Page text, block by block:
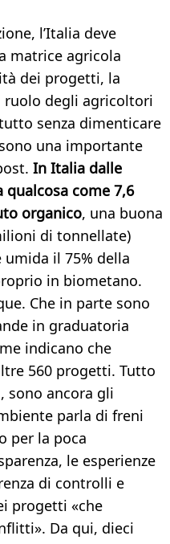
l’Italia deve
matrice agricola
dei progetti, la
ruolo degli agricoltori
senza dimenticare
una importante
In Italia dalle
come 7,6
organico, una buona
di tonnellate)
il 75% della
in biometano.
Che in parte sono
in graduatoria
indicano che
560 progetti. Tutto
sono ancora gli
parla di freni
per la poca
le esperienze
di controlli e
progetti «che
Da qui, dieci